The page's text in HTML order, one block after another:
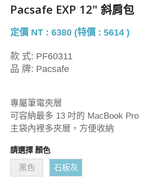
Pacsafe EXP 12" 斜肩包
定價 NT : 6380 (特價 : 5614 )
款 式: PF60311
品 牌: Pacsafe
專屬筆電夾層
可容納最多 13 吋的 MacBook Pro
主袋內裡多夾層，方便收納
請選擇 顏色
黑色 石板灰